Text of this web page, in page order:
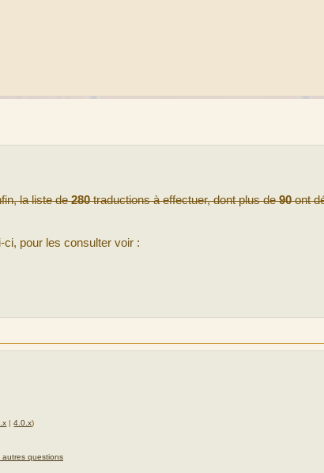
la liste de280traductions à effectuer, dont plus de90ont
pour les consulter voir :
|4.0.x)
autres questions